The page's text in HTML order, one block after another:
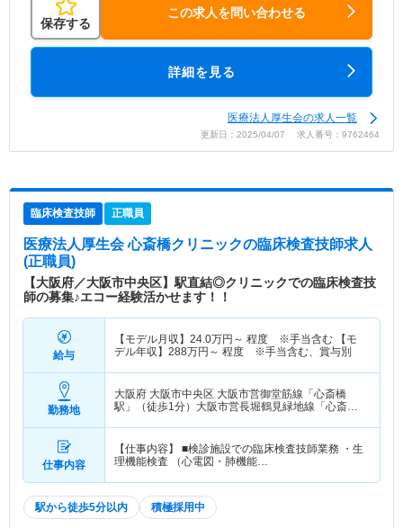
保存する
この求人を問い合わせる
詳細を見る
医療法人厚生会の求人一覧
更新日：2025/04/07 求人番号：9762464
臨床検査技師 正職員
医療法人厚生会 心斎橋クリニックの臨床検査技師求人
(正職員)
【大阪府／大阪市中央区】駅直結◎クリニックでの臨床検査技
師の募集♪エコー経験活かせます！！
給与
【モデル月収】 24.0万円～ 程度 ※手当含む 【モ
デル年収】 288万円～ 程度 ※手当含む、賞与別
勤務地
大阪府 大阪市中央区 大阪市営御堂筋線「心斎橋
駅」（徒歩1分）大阪市営長堀鶴見緑地線「心斎橋
仕事内容
【仕事内容】 ■検診施設での臨床検査技師業務 ・生
理機能検査 （心電図・肺機能…
駅から徒歩5分以内 積極採用中